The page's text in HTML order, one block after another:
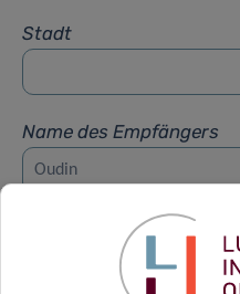
Stadt
Name des Empfängers
Vorname des Empfängers